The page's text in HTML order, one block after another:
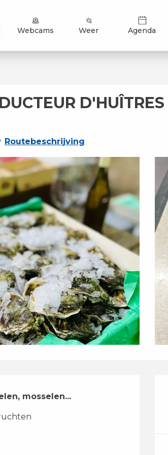
Webcams Weer Agenda
Routebeschrijving
mosselen...